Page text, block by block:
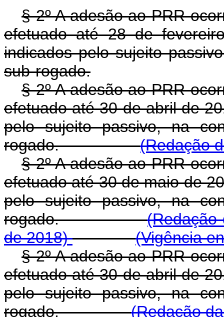
§ 2º A adesão ao PRR
efetuado até 28 de
indicados pelo sujeito
sub-rogado.
§ 2º A adesão ao PRR
efetuado até 30 de abril de
pelo sujeito passivo, na
rogado.(Redação
§ 2º A adesão ao PRR
efetuado até 30 de maio de
pelo sujeito passivo, na
rogado.(Redação
de 2018)
(Vigência
§ 2º A adesão ao PRR
efetuado até 30 de abril de
pelo sujeito passivo, na
rogado.(Redação